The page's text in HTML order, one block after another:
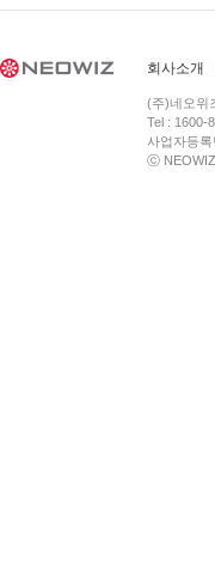
회사소개
(주)네오위
Tel : 1600-
사업자등
ⓒ NEOWIZ